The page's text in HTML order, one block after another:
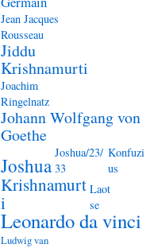
Jean Jacques
Rousseau
Jiddu
Krishnamurti
Joachim
Ringelnatz
Johann Wolfgang von
Goethe
Joshua
Joshua/23/
33
Konfuzi
us
Krishnamurt
i
Laot
se
Leonardo da vinci
Ludwig van